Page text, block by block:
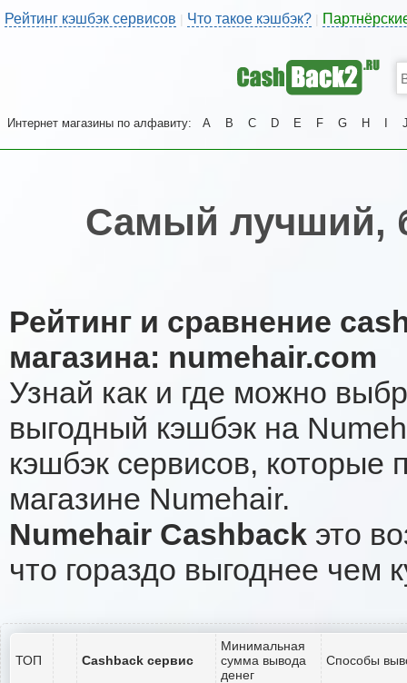
Рейтинг кэшбэк сервисов | Что такое кэшбэк?
Интернет магазины по алфавиту: A B C D E F G H
Самый лучший,
Рейтинг и сравнение
магазина: numehair.com
Узнай как и где можно
выгодный кэшбэк на
кэшбэк сервисов, которые
магазине Numehair.
Numehair Cashback это
что гораздо выгоднее чем
ТОП Cashback сервис
Минимальная
сумма вывода
денег
Способы